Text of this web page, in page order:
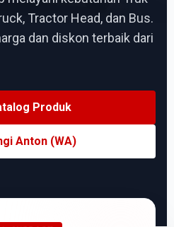
Tractor Head, dan Bus.
dan diskon terbaik dari
Produk
Anton (WA)